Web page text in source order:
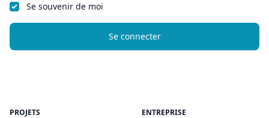
Se souvenir de moi
Se connecter
PROJETS ENTREPRISE